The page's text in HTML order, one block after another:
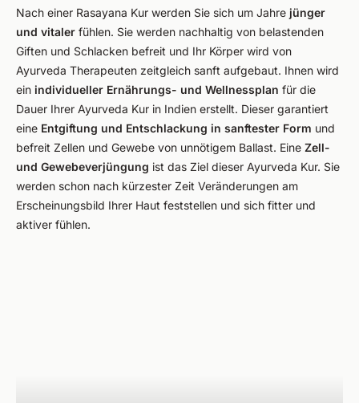
Nach einer Rasayana Kur werden Sie sich um Jahre jünger
und vitaler fühlen. Sie werden nachhaltig von belastenden
Giften und Schlacken befreit und Ihr Körper wird von
Ayurveda Therapeuten zeitgleich sanft aufgebaut. Ihnen wird
ein individueller Ernährungs- und Wellnessplan für die
Dauer Ihrer Ayurveda Kur in Indien erstellt. Dieser garantiert
eine Entgiftung und Entschlackung in sanftester Form und
befreit Zellen und Gewebe von unnötigem Ballast. Eine Zell-
und Gewebeverjüngung ist das Ziel dieser Ayurveda Kur. Sie
werden schon nach kürzester Zeit Veränderungen am
Erscheinungsbild Ihrer Haut feststellen und sich fitter und
aktiver fühlen.